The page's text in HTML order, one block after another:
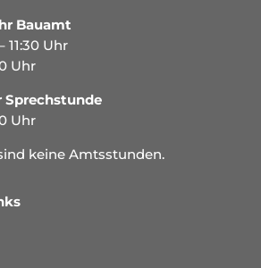
Bauamt
11:30 Uhr
Uhr
Uhr
keine Amtsstunden.